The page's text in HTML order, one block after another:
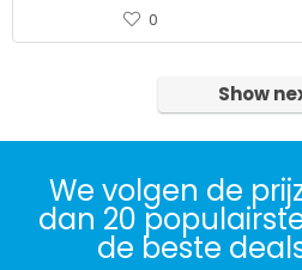
0
Show
We volgen de
dan 20
de beste